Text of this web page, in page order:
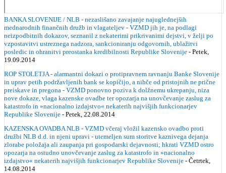
BANKA SLOVENIJE / NLB - nezaslišano zavajanje najuglednejših
mednarodnih finančnih družb in vlagateljev - VZMD jih je, na podlagi
neizpodbitnih dokazov, seznanil z nekaterimi prikrivanimi dejstvi, v želji po
vzpostavitvi ustreznega nadzora, sankcioniranju odgovornih, ublažitvi
posledic in ohranitvi preostanka kredibilnosti Republike Slovenije - Petek,
19.09.2014
ROP STOLETJA - alarmantni dokazi o protipravnem ravnanju Banke Slovenije
in uprav petih podržavljenih bank se kopičijo, a nihče od pristojnih ne prične
preiskave in pregona - VZMD ponovno poziva k dolžnemu ukrepanju, niza
nove dokaze, vlaga kazenske ovadbe ter opozarja na unovčevanje zaslug za
katastrofo in »nacionalno izdajstvo« nekaterih najvišjih funkcionarjev
Republike Slovenije - Petek, 22.08.2014
KAZENSKA OVADBA NLB - VZMD včeraj vložil kazensko ovadbo proti
družbi NLB d.d. in njeni upravi - utemeljen sum storitve kaznivega dejanja
zlorabe položaja ali zaupanja pri gospodarski dejavnosti; hkrati VZMD ostro
opozarja na ostudno unovčevanje zaslug za katastrofo in »nacionalno
izdajstvo« nekaterih najvišjih funkcionarjev Republike Slovenije - Četrtek,
14.08.2014